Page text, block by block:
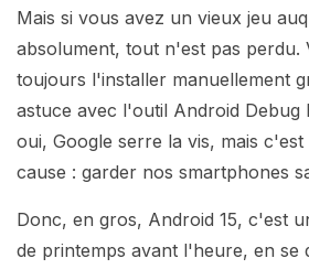
Mais si vous avez un vieux jeu
absolument, tout n'est pas perdu.
toujours l'installer manuellement
astuce avec l'outil Android Debug
oui, Google serre la vis, mais
cause : garder nos smartphones
Donc, en gros, Android 15, c'est
de printemps avant l'heure, en se